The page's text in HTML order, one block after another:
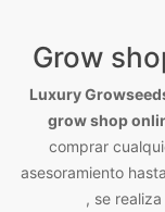
Grow
Luxury
grow shop
comprar
asesoramiento
, se